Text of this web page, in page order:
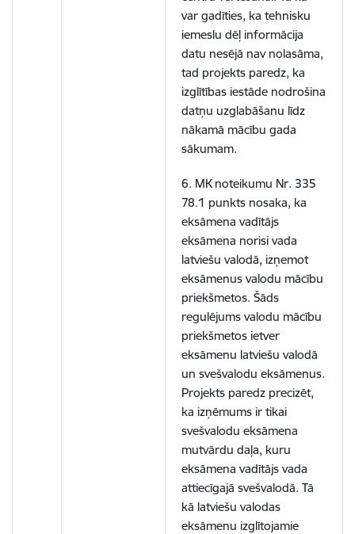
var gadīties, ka tehnisku
iemeslu dēļ informācija
datu nesējā nav nolasāma,
tad projekts paredz, ka
izglītības iestāde nodrošina
datņu uzglabāšanu līdz
nākamā mācību gada
sākumam.
6. MK noteikumu Nr. 335
78.1 punkts nosaka, ka
eksāmena vadītājs
eksāmena norisi vada
latviešu valodā, izņemot
eksāmenus valodu mācību
priekšmetos. Šāds
regulējums valodu mācību
priekšmetos ietver
eksāmenu latviešu valodā
un svešvalodu eksāmenus.
Projekts paredz precizēt,
ka izņēmums ir tikai
svešvalodu eksāmena
mutvārdu daļa, kuru
eksāmena vadītājs vada
attiecīgajā svešvalodā. Tā
kā latviešu valodas
eksāmenu izglītojamie